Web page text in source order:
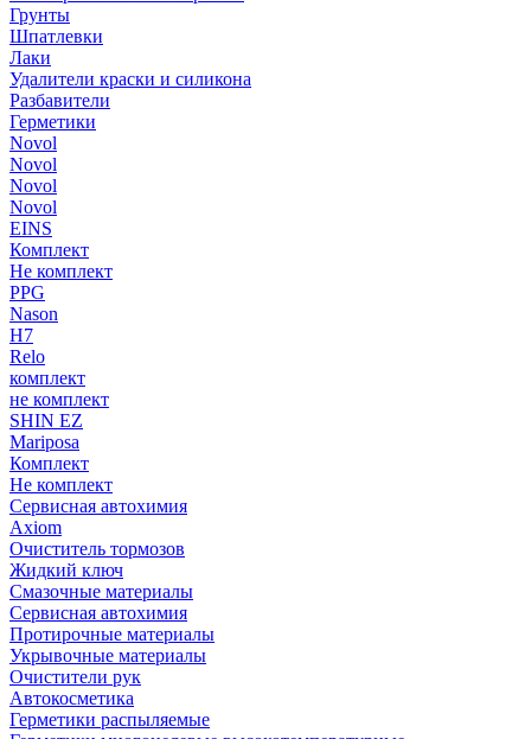
Грунты
Шпатлевки
Лаки
Удалители краски и силикона
Разбавители
Герметики
Novol
Novol
Novol
Novol
EINS
Комплект
Не комплект
PPG
Nason
H7
Relo
комплект
не комплект
SHIN EZ
Mariposa
Комплект
Не комплект
Сервисная автохимия
Axiom
Очиститель тормозов
Жидкий ключ
Смазочные материалы
Сервисная автохимия
Протирочные материалы
Укрывочные материалы
Очистители рук
Автокосметика
Герметики распыляемые